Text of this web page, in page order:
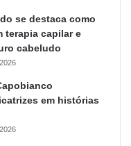
se destaca como
terapia capilar e
cabeludo
em histórias